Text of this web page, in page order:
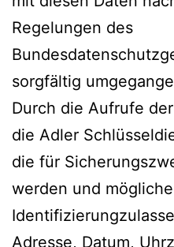
Regelungen des
sorgfältig
Durch die Aufrufe
die Adler
die für
werden und
Adresse, Datum,